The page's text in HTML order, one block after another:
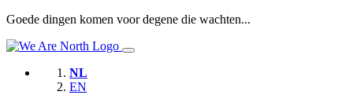
Goede dingen komen voor degene die wachten...
NL
EN